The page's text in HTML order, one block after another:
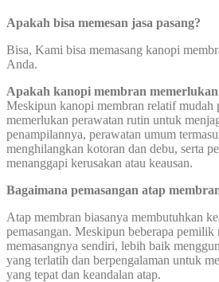
Apakah bisa memesan jasa pasang?
Bisa, Kami bisa memasang kanopi
Anda.
Apakah kanopi membran
Meskipun kanopi membran relatif mudah
memerlukan perawatan rutin untuk
penampilannya, perawatan umum
menghilangkan kotoran dan debu, serta
menanggapi kerusakan atau keausan.
Bagaimana pemasangan atap
Atap membran biasanya membutuhkan
pemasangan. Meskipun beberapa
memasangnya sendiri, lebih baik
yang terlatih dan berpengalaman untuk
yang tepat dan keandalan atap.